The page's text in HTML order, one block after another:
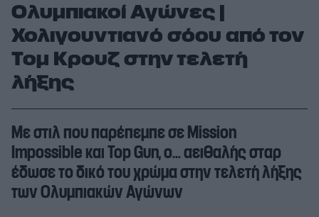
Ολυμπιακοί Αγώνες |
Χολιγουντιανό σόου από τον
Τομ Κρουζ στην τελετή
λήξης
Με στιλ που παρέπεμπε σε Mission
Impossible και Top Gun, ο… αειθαλής σταρ
έδωσε το δικό του χρώμα στην τελετή λήξης
των Ολυμπιακών Αγώνων